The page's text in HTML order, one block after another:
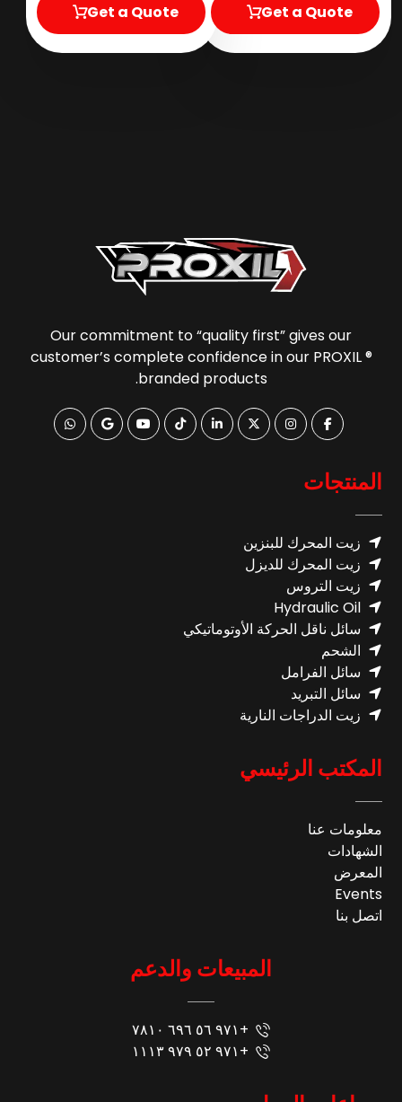
Get a Quote
Get a Quote
Our commitment to “quality first” gives our
customer’s complete confidence in our PROXIL ®
branded products.
المنتجات
زيت المحرك للبنزين
زيت المحرك للديزل
زيت التروس
Hydraulic Oil
سائل ناقل الحركة الأوتوماتيكي
الشحم
سائل الفرامل
سائل التبريد
زيت الدراجات النارية
المكتب الرئيسي
معلومات عنا
الشهادات
المعرض
Events
اتصل بنا
المبيعات والدعم
+٩٧١ ٥٦ ٦٩٦ ٧٨١٠
+٩٧١ ٥٢ ٩٧٩ ١١١٣